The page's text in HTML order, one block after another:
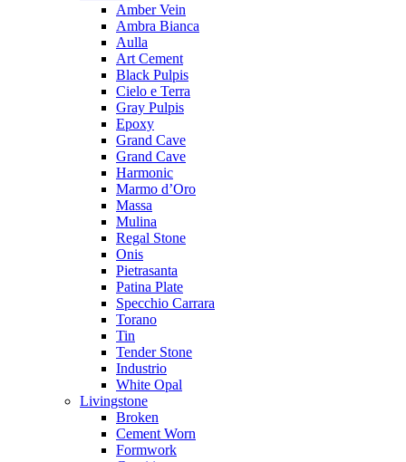
Amber Vein
Ambra Bianca
Aulla
Art Cement
Black Pulpis
Cielo e Terra
Gray Pulpis
Epoxy
Grand Cave
Grand Cave
Harmonic
Marmo d’Oro
Massa
Mulina
Regal Stone
Onis
Pietrasanta
Patina Plate
Specchio Carrara
Torano
Tin
Tender Stone
Industrio
White Opal
Livingstone
Broken
Cement Worn
Formwork